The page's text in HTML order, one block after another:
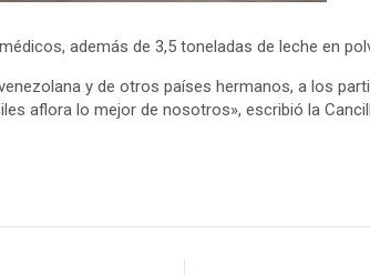
además de 3,5 toneladas de leche en
y de otros países hermanos, a los
aflora lo mejor de nosotros», escribió la